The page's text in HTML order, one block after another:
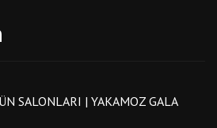
SALONLARI | YAKAMOZ GALA